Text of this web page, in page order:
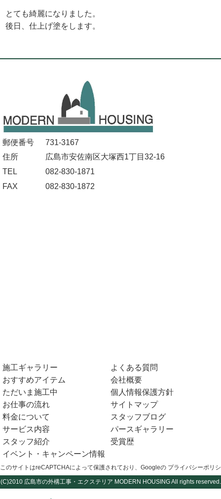
とても綺麗になりました。
後日、仕上げ塗をします。
郵便番号
731-3167
住所
広島市安佐南区大塚西1丁目32-16
TEL
082-830-1871
FAX
082-830-1872
施工ギャラリー
おすすめアイテム
ただいま施工中
お仕事の流れ
料金について
サービス内容
スタッフ紹介
イベント・キャンペーン情報
よくある質問
会社概要
個人情報保護方針
サイトマップ
スタッフブログ
パースギャラリー
受賞歴
このサイトはreCAPTCHAによって保護されており、Googleの プライバシーポリ
(C)2010 広島市の外構工事・エクステリア MODERN HOUSING All rights reserved.